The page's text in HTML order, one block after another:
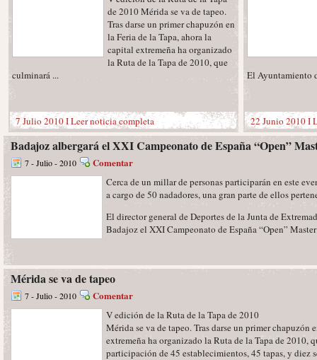
de 2010 Mérida se va de tapeo.
Tras darse un primer chapuzón en
la Feria de la Tapa, ahora la
capital extremeña ha organizado
la Ruta de la Tapa de 2010, que
culminará ...
7 Julio 2010 ILeer noticia completa
El Ayuntamiento
22 Junio 2010 I
Badajoz albergará el XXI Campeonato de España “Open”
7 - Julio - 2010 Comentar
Cerca de un millar de personas participarán en este
a cargo de 50 nadadores, una gran parte de ellos
El director general de Deportes de la Junta de
Badajoz el XXI Campeonato de España “Open”
Mérida se va de tapeo
7 - Julio - 2010 Comentar
V edición de la Ruta de la Tapa de 2010
Mérida se va de tapeo. Tras darse un primer chapuzón
extremeña ha organizado la Ruta de la Tapa de 2010,
participación de 45 establecimientos, 45 tapas, y diez